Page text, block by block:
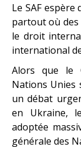
Le SAF
partout où
le droit
international
Alors que le
Nations Unies
un débat
en Ukraine,
adoptée
générale des